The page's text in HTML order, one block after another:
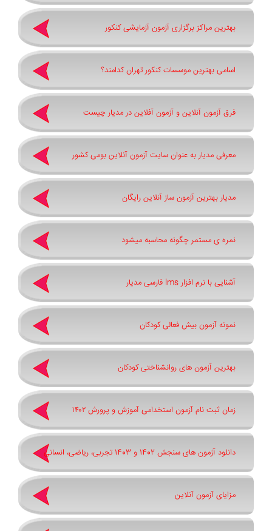
بهترین مراکز برگزاری آزمون آزمایشی کنکور
اسامی بهترین موسسات کنکور تهران کدامند؟
فرق آزمون آنلاین و آزمون آفلاین در مدیار چیست
معرفی مدیار به عنوان سایت آزمون آنلاین بومی کشور
مدیار بهترین آزمون ساز آنلاین رایگان
نمره ی مستمر چگونه محاسبه میشود
آشنایی با نرم افزار lms فارسی مدیار
نمونه آزمون بیش فعالی کودکان
بهترین آزمون های روانشناختی کودکان
زمان ثبت نام آزمون استخدامی آموزش و پرورش ۱۴۰۲
دانلود آزمون های سنجش 1402 و 1403 تجربی، ریاضی، انسانی
مزایای آزمون آنلاین